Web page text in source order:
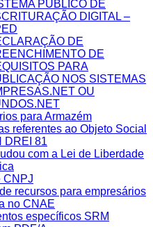
PÚBLICO DE
DIGITAL –
DE
DE
PARA
NOS SISTEMAS
OU
para Armazém
referentes ao Objeto Social
DREI 81
com a Lei de Liberdade
CNPJ
recursos para empresários
no CNAE
específicos SRM